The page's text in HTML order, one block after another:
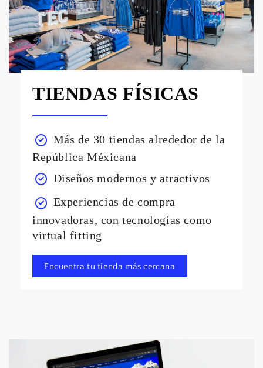
TIENDAS FÍSICAS
Más de 30 tiendas alrededor de la
República Méxicana
Diseños modernos y atractivos
Experiencias de compra
innovadoras, con tecnologías como
virtual fitting
Encuentra tu tienda más cercana